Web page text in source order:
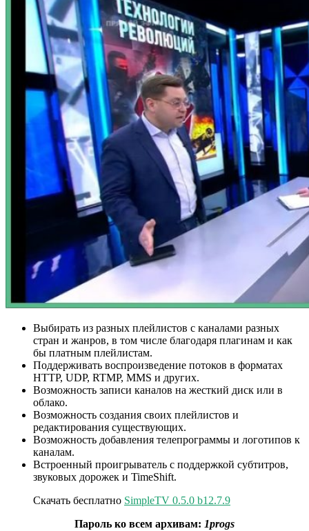
Выбирать из разных плейлистов с каналами разных
стран и жанров, в том числе благодаря плагинам и как
бы платным плейлистам.
Поддерживать воспроизведение потоков в форматах
HTTP, UDP, RTMP, MMS и других.
Возможность записи каналов на жесткий диск или в
облако.
Возможность создания своих плейлистов и
редактирования существующих.
Возможность добавления телепрограммы и логотипов к
каналам.
Встроенный проигрыватель с поддержкой субтитров,
звуковых дорожек и TimeShift.
Скачать бесплатно SimpleTV 0.5.0 b12.7.9
Пароль ко всем архивам: 1progs